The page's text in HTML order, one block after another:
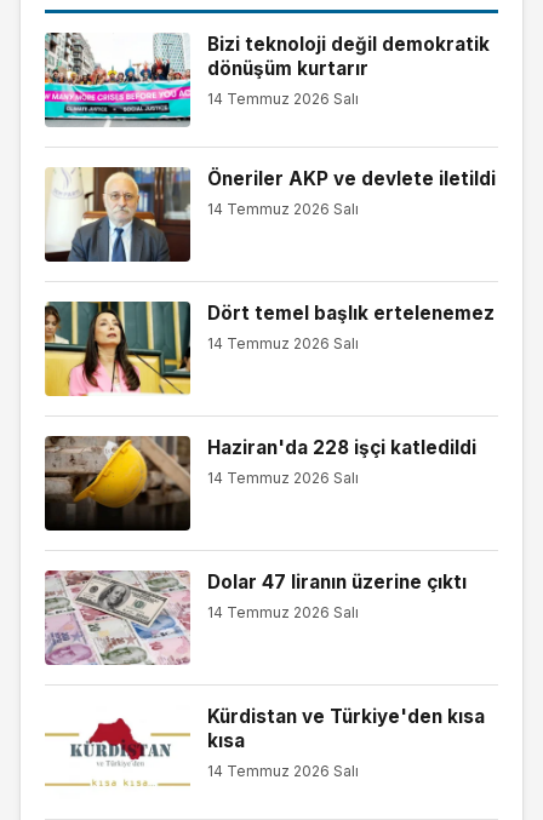
Bizi teknoloji değil demokratik
dönüşüm kurtarır
14 Temmuz 2026 Salı
Öneriler AKP ve devlete iletildi
14 Temmuz 2026 Salı
Dört temel başlık ertelenemez
14 Temmuz 2026 Salı
Haziran'da 228 işçi katledildi
14 Temmuz 2026 Salı
Dolar 47 liranın üzerine çıktı
14 Temmuz 2026 Salı
Kürdistan ve Türkiye'den kısa
kısa
14 Temmuz 2026 Salı